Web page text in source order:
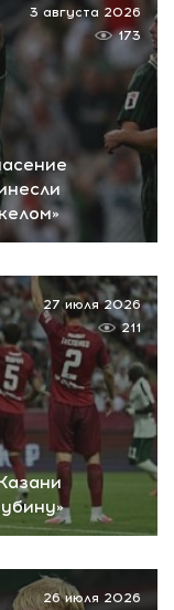
3 августа 2026
173
27 июля 2026
211
26 июля 2026